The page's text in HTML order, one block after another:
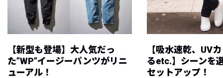
【新型も登場】大人気だっ
た”WP”イージーパンツがリニ
ューアル！
【吸水速乾、UV
るetc.】シーンを
セットアップ！